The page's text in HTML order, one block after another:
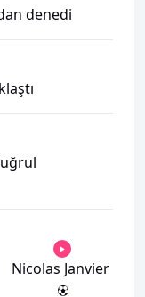
denedi
Nicolas Janvier